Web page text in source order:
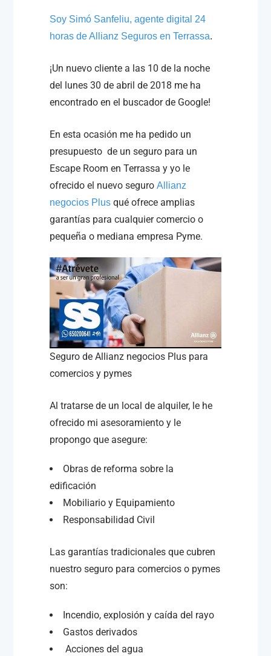
Soy Simó Sanfeliu, agente digital 24
horas de Allianz Seguros en Terrassa.
¡Un nuevo cliente a las 10 de la noche
del lunes 30 de abril de 2018 me ha
encontrado en el buscador de Google!
En esta ocasión me ha pedido un
presupuesto de un seguro para un
Escape Room en Terrassa y yo le
ofrecido el nuevo seguroAllianz
negocios Plus qué ofrece amplias
garantías para cualquier comercio o
pequeña o mediana empresa Pyme.
Seguro de Allianz negocios Plus para
comercios y pymes
Al tratarse de un local de alquiler, le he
ofrecido mi asesoramiento y le
propongo que asegure:
Obras de reforma sobre la
edificación
Mobiliario y Equipamiento
Responsabilidad Civil
Las garantías tradicionales que cubren
nuestro seguro para comercios o pymes
son:
Incendio, explosión y caída del rayo
Gastos derivados
Acciones del agua